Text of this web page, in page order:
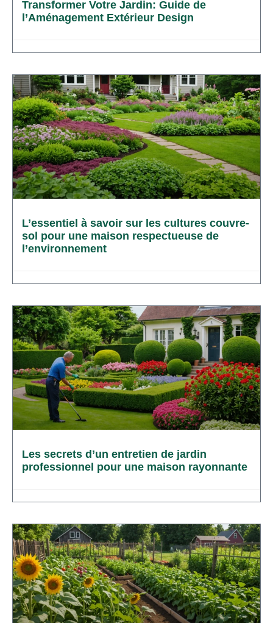
Transformer Votre Jardin: Guide de
l’Aménagement Extérieur Design
L’essentiel à savoir sur les cultures couvre-
sol pour une maison respectueuse de
l’environnement
Les secrets d’un entretien de jardin
professionnel pour une maison rayonnante